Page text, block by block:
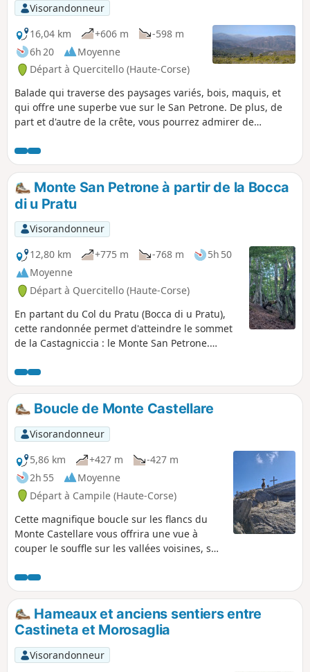
Visorandonneur
16,04 km
+606 m
-598 m
6h 20
Moyenne
Départ à Quercitello (Haute-Corse)
Balade qui traverse des paysages variés, bois, maquis, et
qui offre une superbe vue sur le San Petrone. De plus, de
part et d'autre de la crête, vous pourrez admirer de
encore Monte, et avoir une vue sur San Anghjulu, en face.
Monte San Petrone à partir de la Bocca
di u Pratu
Visorandonneur
12,80 km
+775 m -768 m
5h 50
Moyenne
Départ à Quercitello (Haute-Corse)
En partant du Col du Pratu (Bocca di u Pratu),
cette randonnée permet d'atteindre le sommet
de la Castagniccia : le Monte San Petrone.
chemin et superbe panorama au sommet.
Boucle de Monte Castellare
Visorandonneur
5,86 km
+427 m
-427 m
2h 55
Moyenne
Départ à Campile (Haute-Corse)
Cette magnifique boucle sur les flancs du
Monte Castellare vous offrira une vue à
couper le souffle sur les vallées voisines, sur
temps clair, sur les côtes italiennes. Elle
alterne les passages en sous-bois et à
découvert jusqu'au sommet situé à 1000m
où un magnifique chêne vous attend pour
vous procurer l'ombre nécessaire au pique-
nique ou à la sieste. La descente vous fera
traverser le charmant hameau de Costa.
Hameaux et anciens sentiers entre
Castineta et Morosaglia
Visorandonneur